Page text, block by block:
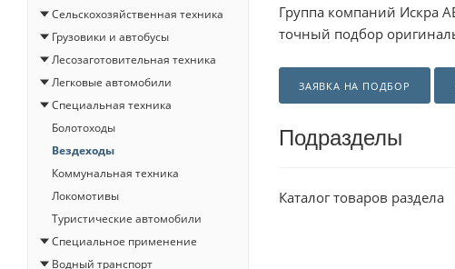
Группа компаний Искра
точный подбор
ЗАЯВКА НА ПОДБОР
Подразделы
Каталог товаров раздела
Сельскохозяйственная техника
Грузовики и автобусы
Лесозаготовительная техника
Легковые автомобили
Специальная техника
Болотоходы
Вездеходы
Коммунальная техника
Локомотивы
Туристические автомобили
Специальное применение
Водный транспорт